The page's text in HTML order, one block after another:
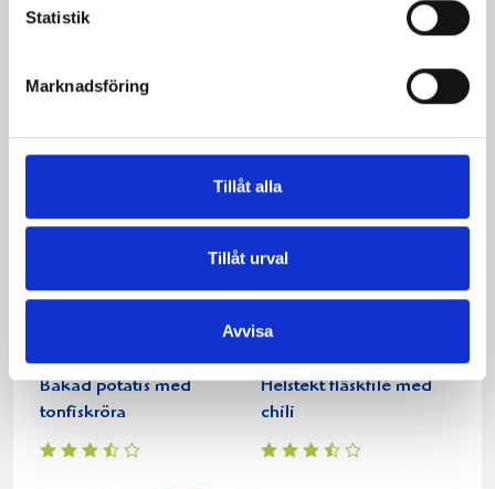
Statistik
Marknadsföring
Tillåt alla
Tillåt urval
Avvisa
vårlök och färskpotatis
Bakad potatis med
tonfiskröra
Helstekt fläskfilé med
chili